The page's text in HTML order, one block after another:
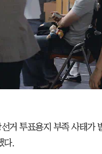
거 투표용지 부족 사태가
다.